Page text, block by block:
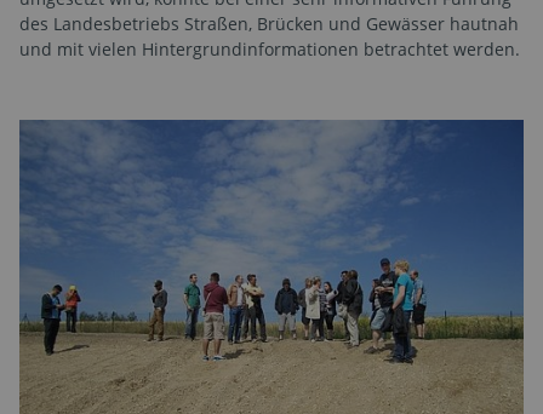
des Landesbetriebs Straßen, Brücken und Gewässer hautnah
und mit vielen Hintergrundinformationen betrachtet werden.